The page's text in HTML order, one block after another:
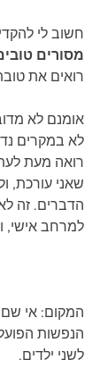
חשוב לי
מסורים
רואים את
אומנם לא
לא במקרים
רואה מעת לעת
שאני עורכת,
הדברים. זה לא
למרחב אישי,
המקום: אי
הנפשות
לשני ילדים.